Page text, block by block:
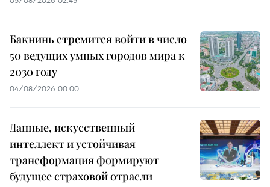
Бакнинь стремится войти в число
50 ведущих умных городов мира к
2030 году
04/08/2026 00:00
Данные, искусственный
интеллект и устойчивая
трансформация формируют
будущее страховой отрасли